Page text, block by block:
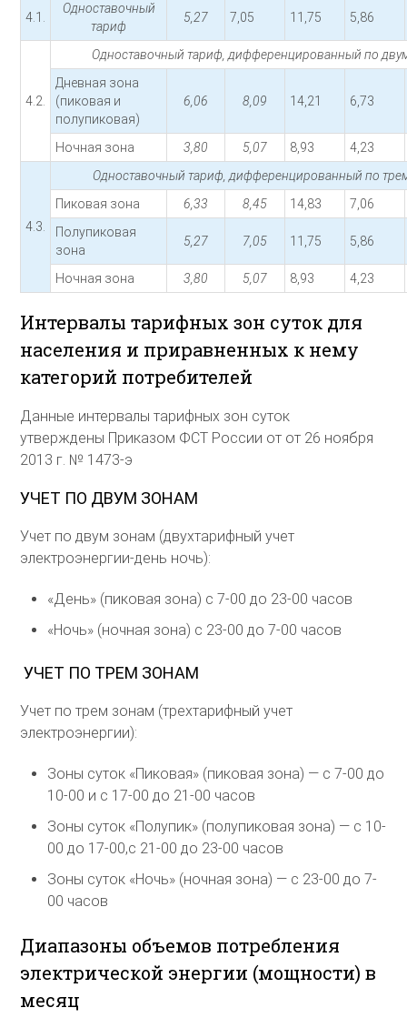
4.1.
Одноставочный
тариф
5,27 7,05 11,75 5,86
4.2.
Одноставочный тариф, дифференцированный по
Дневная зона
(пиковая и
полупиковая)
6,06 8,09 14,21 6,73
Ночная зона 3,80 5,07 8,93 4,23
4.3.
Одноставочный тариф, дифференцированный по
Пиковая зона
6,33 8,45 14,83
7,06
Полупиковая
зона
5,27 7,05 11,75 5,86
Ночная зона 3,80 5,07 8,93 4,23
Интервалы тарифных зон суток для
населения и приравненных к нему
категорий потребителей
Данные интервалы тарифных зон суток
утверждены Приказом ФСТ России от от 26 ноября
2013 г. № 1473-э
УЧЕТ ПО ДВУМ ЗОНАМ
Учет по двум зонам (двухтарифный учет
электроэнергии-день ночь):
«День» (пиковая зона) с 7-00 до 23-00 часов
«Ночь» (ночная зона) с 23-00 до 7-00 часов
УЧЕТ ПО ТРЕМ ЗОНАМ
Учет по трем зонам (трехтарифный учет
электроэнергии):
Зоны суток «Пиковая» (пиковая зона) — с 7-00 до
10-00 и с 17-00 до 21-00 часов
Зоны суток «Полупик» (полупиковая зона) — с 10-
00 до 17-00,с 21-00 до 23-00 часов
Зоны суток «Ночь» (ночная зона) — с 23-00 до 7-
00 часов
Диапазоны объемов потребления
электрической энергии (мощности) в
месяц